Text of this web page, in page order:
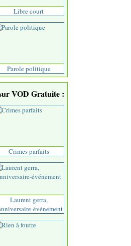
Libre court
Parole politique
VOD Gratuite :
Crimes parfaits
Laurent gerra,
événement